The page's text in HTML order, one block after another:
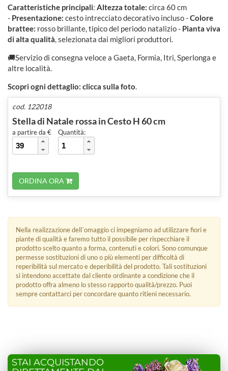
Caratteristiche principali: Altezza totale: circa 60 cm
- Presentazione: cesto intrecciato decorativo incluso -Colore
brattee: rosso brillante, tipico del periodo natalizio - Pianta viva
di alta qualità , selezionata dai migliori produttori.
🚚Servizio di consegna velocea Gaeta, Formia, Itri, Sperlonga e
altre località.
Scopri ogni dettaglio: clicca sulla foto
cod. 122018
Stella di Natale rossa in Cesto H 60 cm
a partire da € Quantità:
ORDINA ORA
Nella realizzazione dell´omaggio ci impegniamo ad utilizzare fiori e
piante di qualità e faremo tutto il possibile per rispecchiare il
prodotto scelto quanto a forma, contenuti e colori. Sono comunque
permesse sostituzioni di uno o più elementi per difficoltà di
reperibilità sul mercato e deperibilità del prodotto. Tali sostituzioni
si intendono accettate dal cliente ordinante a condizione che il
prodotto offra almeno lo stesso rapporto qualità/prezzo. Puoi
sempre contattarci per concordare quanto ritieni necessario.
STAI ACQUISTANDO